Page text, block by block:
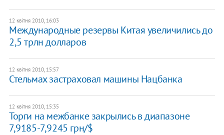
12 квітня 2010, 16:03
Международные резервы Китая увеличились до
2,5 трлн долларов
12 квітня 2010, 15:57
Стельмах застраховал машины Нацбанка
12 квітня 2010, 15:35
Торги на межбанке закрылись в диапазоне
7,9185-7,9245 грн/$